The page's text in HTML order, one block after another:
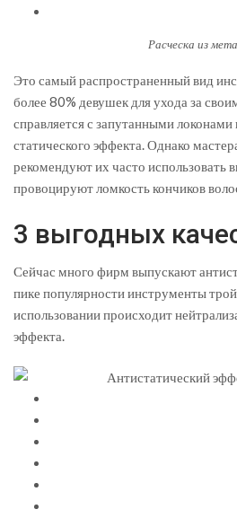
Расческа из
Это самый распространенный вид
более 80% девушек для ухода за
справляется с запутанными
статического эффекта. Однако
рекомендуют их часто использовать
провоцируют ломкость кончиков
3 выгодных
Сейчас много фирм выпускают
пике популярности инструменты
использовании происходит
эффекта.